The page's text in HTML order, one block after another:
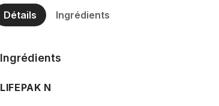
Détails Ingrédients
Ingrédients
LIFEPAK N